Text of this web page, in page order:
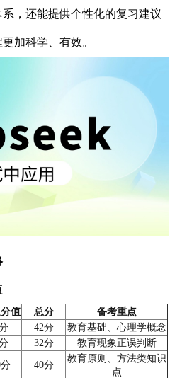
，还能提供个性化的复习建议
加科学、有效。
值 总分
备考重点
42分
教育基础、心理学概念
32分
教育现象正误判断
40分
教育原则、方法类知识
点